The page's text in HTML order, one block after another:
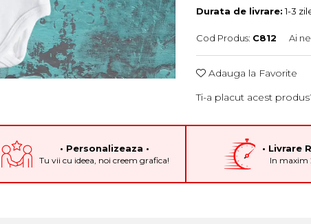
Durata de livrare:1-3
Cod Produs: C812 Ai
Adauga la Favorite
Ti-a placut acest
• Personalizeaza •
Tu vii cu ideea, noi creem grafica!
• Livrare
In maxim